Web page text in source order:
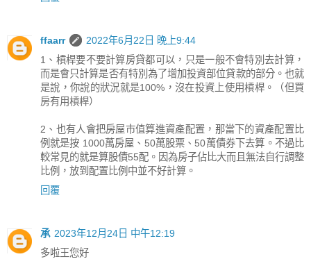
ffaarr
2022年6月22日 晚上9:44
1、槓桿要不要計算房貸都可以，只是一般不會特別去計算，
而是會只計算是否有特別為了增加投資部位貸款的部分。也就
是說，你說的狀況就是100%，沒在投資上使用槓桿。（但買
房有用槓桿）
2、也有人會把房屋市值算進資產配置，那當下的資產配置比
例就是按 1000萬房屋、50萬股票、50萬債券下去算。不過比
較常見的就是算股債55配。因為房子佔比大而且無法自行調整
比例，放到配置比例中並不好計算。
回覆
承 2023年12月24日 中午12:19
多啦王您好